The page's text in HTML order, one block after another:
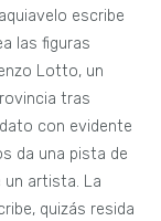
escribe
las figuras
Lotto, un
tras
con evidente
da una pista de
un artista. La
quizás resida